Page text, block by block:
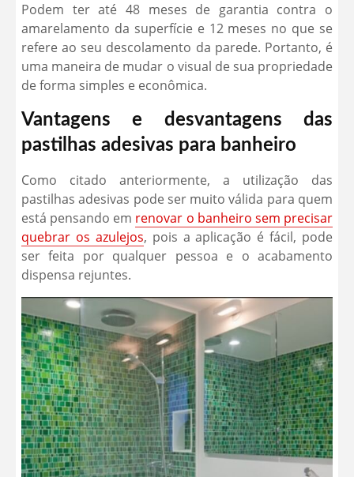
Podem ter até 48 meses de garantia contra o
amarelamento da superfície e 12 meses no que se
refere ao seu descolamento da parede. Portanto, é
uma maneira de mudar o visual de sua propriedade
de forma simples e econômica.
Vantagens e desvantagens das
pastilhas adesivas para banheiro
Como citado anteriormente, a utilização das
pastilhas adesivas pode ser muito válida para quem
está pensando em renovar o banheiro sem precisar
quebrar os azulejos, pois a aplicação é fácil, pode
ser feita por qualquer pessoa e o acabamento
dispensa rejuntes.